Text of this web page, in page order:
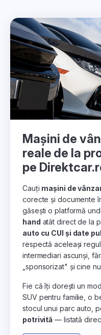
Mașini de
reale de la
pe
Cauți mașini de
corecte și documente
găsești o platformă
hand atât direct de la
auto cu CUI și date
respectă aceleași
intermediari ascunși,
„sponsorizat" și cine
Fie că îți dorești un
SUV pentru familie, o
stocul unui parc auto,
potrivită — listată